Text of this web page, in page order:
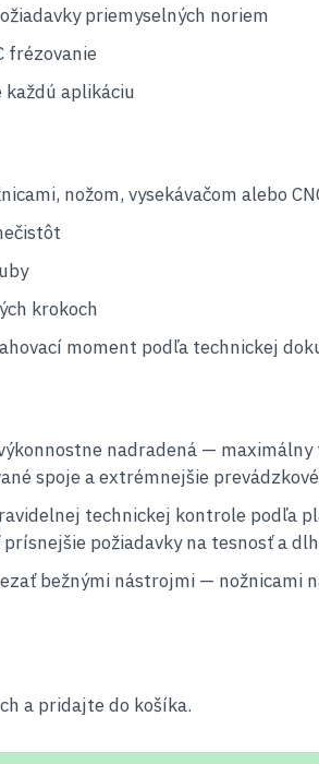
priemyselných noriem
frézovanie
aplikáciu
nožom, vysekávačom alebo
krokoch
moment podľa technickej
nadradená — maximálny
spoje a extrémnejšie
technickej kontrole podľa
požiadavky na tesnosť a
bežnými nástrojmi — nožnicami
a pridajte do košíka.